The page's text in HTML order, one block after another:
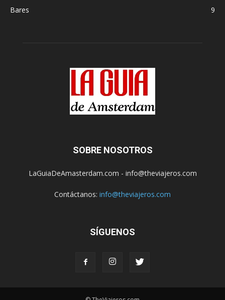
Bares
9
SOBRE NOSOTROS
LaGuiaDeAmasterdam.com - info@theviajeros.com
Contáctanos: info@theviajeros.com
SÍGUENOS